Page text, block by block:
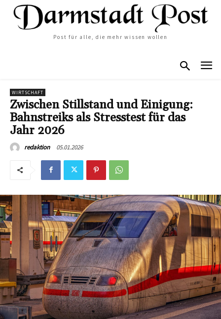
Post für alle, die mehr wissen wollen
WIRTSCHAFT
Zwischen Stillstand und Einigung:
Bahnstreiks als Stresstest für das
Jahr 2026
redaktion 05.01.2026